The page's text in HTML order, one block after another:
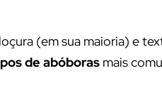
(em sua maioria) e
de abóboras mais